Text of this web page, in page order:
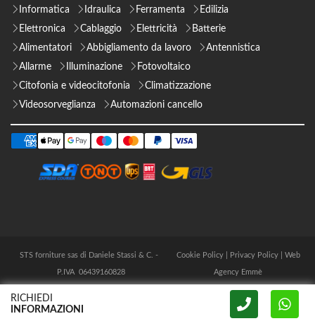
Informatica Idraulica Ferramenta
Edilizia
Elettronica
Cablaggio Elettricità
Batterie
Alimentatori
Abbigliamento da lavoro
Antennistica
Allarme
Illuminazione
Fotovoltaico
Citofonia e videocitofonia
Climatizzazione
Videosorveglianza
Automazioni cancello
STS forniture sas di Daniele Stassi & C. -
P.IVA 06439160828
Cookie Policy| Privacy Policy| Web
Agency Emmè
RICHIEDI
INFORMAZIONI